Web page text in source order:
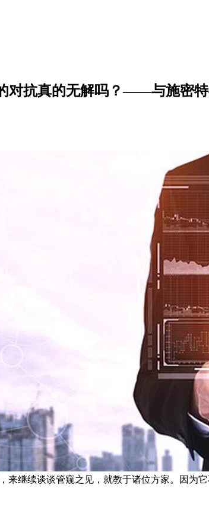
对抗真的无解吗？——与施密
来继续谈谈管窥之见，就教于诸位方家。因为